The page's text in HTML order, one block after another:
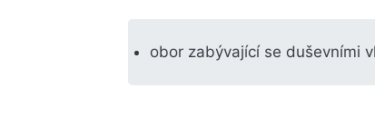
obor zabývající se duševními